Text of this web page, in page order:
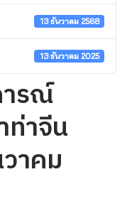
13 ธันวาคม 2568
13 ธันวาคม 2025
ารณ์
าจีน
าคม